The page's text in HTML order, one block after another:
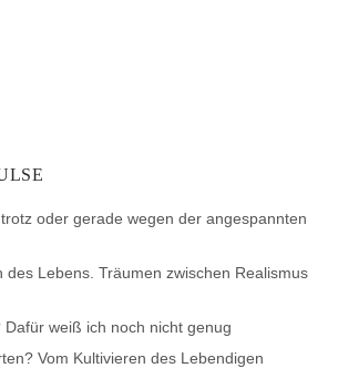
oder gerade wegen der angespannten
des Lebens. Träumen zwischen Realismus
Dafür weiß ich noch nicht genug
Vom Kultivieren des Lebendigen